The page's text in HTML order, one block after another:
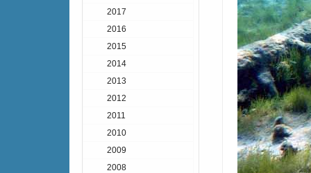
2017
2016
2015
2014
2013
2012
2011
2010
2009
2008